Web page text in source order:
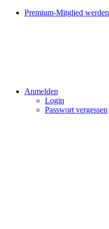
Premium-Mitglied werden
Anmelden
Login
Passwort vergessen